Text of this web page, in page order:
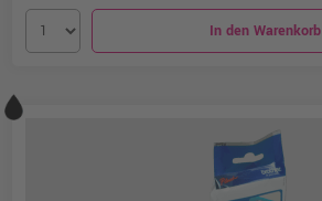
In den Warenkorb